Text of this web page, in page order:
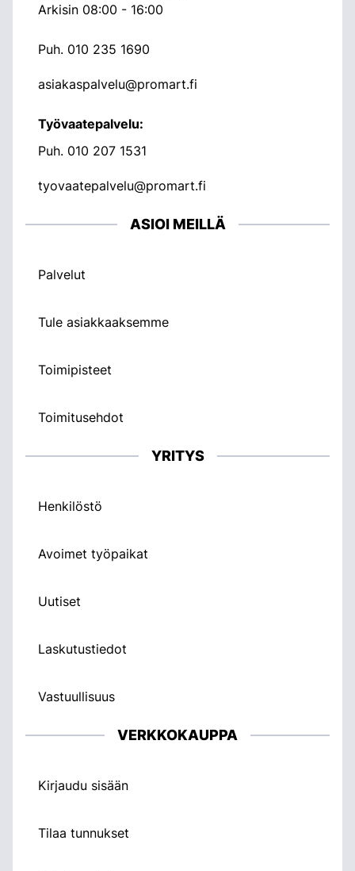
Arkisin 08:00 - 16:00
Puh. 010 235 1690
asiakaspalvelu@promart.fi
Työvaatepalvelu:
Puh. 010 207 1531
tyovaatepalvelu@promart.fi
ASIOI MEILLÄ
Palvelut
Tule asiakkaaksemme
Toimipisteet
Toimitusehdot
YRITYS
Henkilöstö
Avoimet työpaikat
Uutiset
Laskutustiedot
Vastuullisuus
VERKKOKAUPPA
Kirjaudu sisään
Tilaa tunnukset